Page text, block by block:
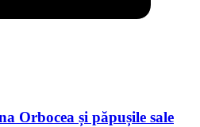
Orbocea și păpușile sale